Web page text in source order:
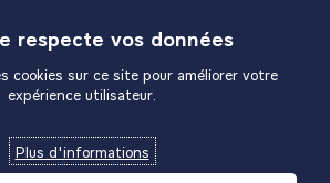
respecte vos données
cookies sur ce site pour améliorer votre
expérience utilisateur.
Plus d'informations